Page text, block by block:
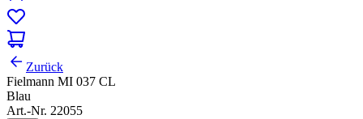
Zurück
Fielmann MI 037 CL
Blau
Art.-Nr. 22055